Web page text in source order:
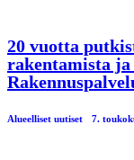
20 vuotta
rakentamista
Alueelliset uutiset 7.